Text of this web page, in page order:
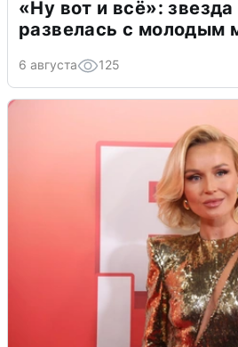
«Ну вот и всё»:
развелась с молодым
6 августа 125